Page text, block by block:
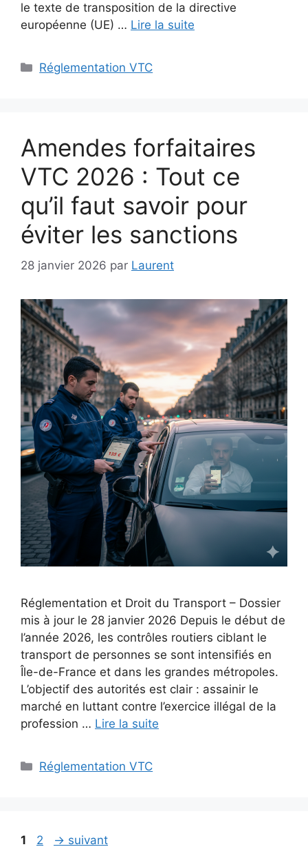
le texte de transposition de la directive
européenne (UE) … Lire la suite
Catégories
Réglementation VTC
Amendes forfaitaires
VTC 2026 : Tout ce
qu’il faut savoir pour
éviter les sanctions
28 janvier 2026 par Laurent
Réglementation et Droit du Transport – Dossier
mis à jour le 28 janvier 2026 Depuis le début de
l’année 2026, les contrôles routiers ciblant le
transport de personnes se sont intensifiés en
Île-de-France et dans les grandes métropoles.
L’objectif des autorités est clair : assainir le
marché en luttant contre l’exercice illégal de la
profession … Lire la suite
Catégories
Réglementation VTC
Page
1 Page
2 → suivant